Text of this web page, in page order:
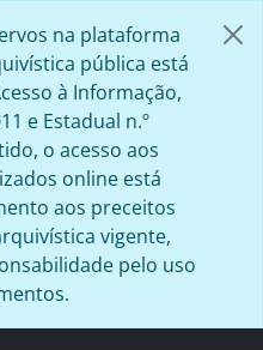
na plataforma
pública está
à Informação,
e Estadual n.º
o acesso aos
online está
aos preceitos
vigente,
pelo uso